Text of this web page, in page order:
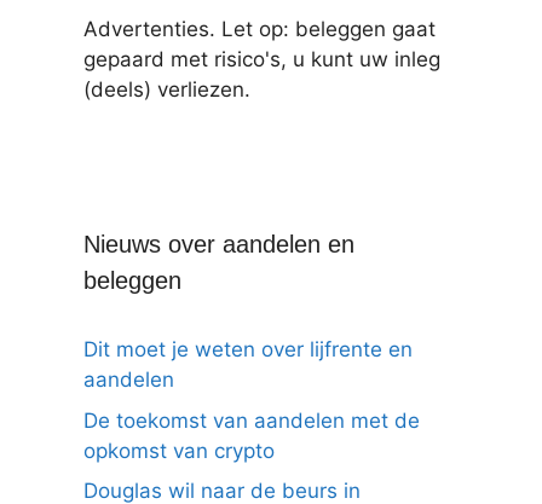
Advertenties. Let op: beleggen gaat
gepaard met risico's, u kunt uw inleg
(deels) verliezen.
Nieuws over aandelen en
beleggen
Dit moet je weten over lijfrente en
aandelen
De toekomst van aandelen met de
opkomst van crypto
Douglas wil naar de beurs in